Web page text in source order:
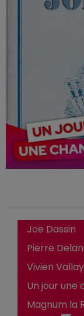
Joe Dassin
Pierre
Vivien Vallay
Un jour une
Magnum la